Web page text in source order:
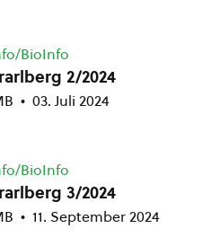
BioInfo
2/2024
03. Juli 2024
BioInfo
3/2024
11. September 2024